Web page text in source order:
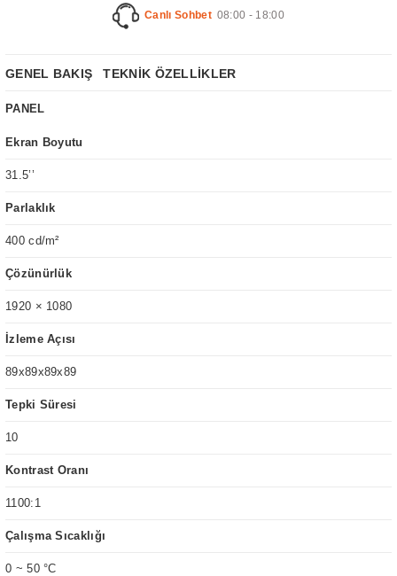
Canlı Sohbet 08:00 - 18:00
GENEL BAKIŞ TEKNİK ÖZELLİKLER
PANEL
Ekran Boyutu
31.5’’
Parlaklık
400 cd/m²
Çözünürlük
1920 × 1080
İzleme Açısı
89x89x89x89
Tepki Süresi
10
Kontrast Oranı
1100:1
Çalışma Sıcaklığı
0 ~ 50 °C